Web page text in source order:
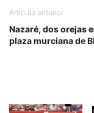
Artículo anterior
Nazaré, dos orejas
plaza murciana de